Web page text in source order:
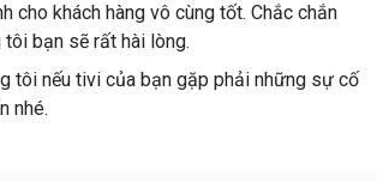
cho khách hàng vô cùng tốt. Chắc chắn
tôi bạn sẽ rất hài lòng.
tôi nếu tivi của bạn gặp phải những sự cố
nhé.